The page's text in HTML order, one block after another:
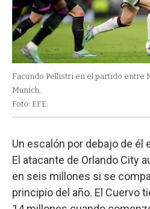
Facundo Pellistri en el partido entre
Munich.
Foto: EFE.
Un escalón por debajo de él
El atacante de Orlando City
en seis millones si se
principio del año. El Cuervo